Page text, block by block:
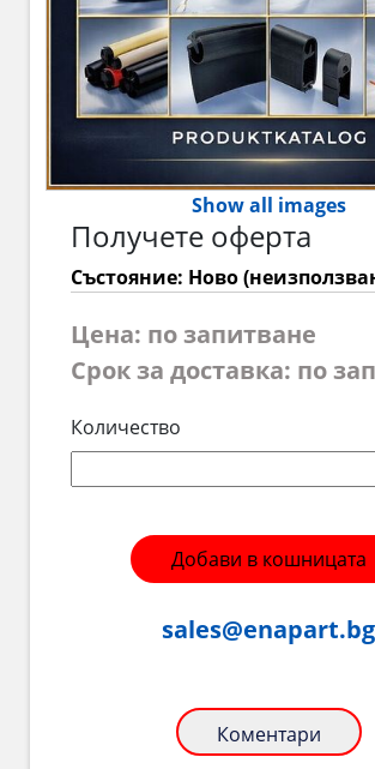
Show all images
Получете оферта
Състояние: Ново
Цена: по запитване
Срок за доставка: по
Количество
Добави в кошницата
sales@enapart.bg
Коментари